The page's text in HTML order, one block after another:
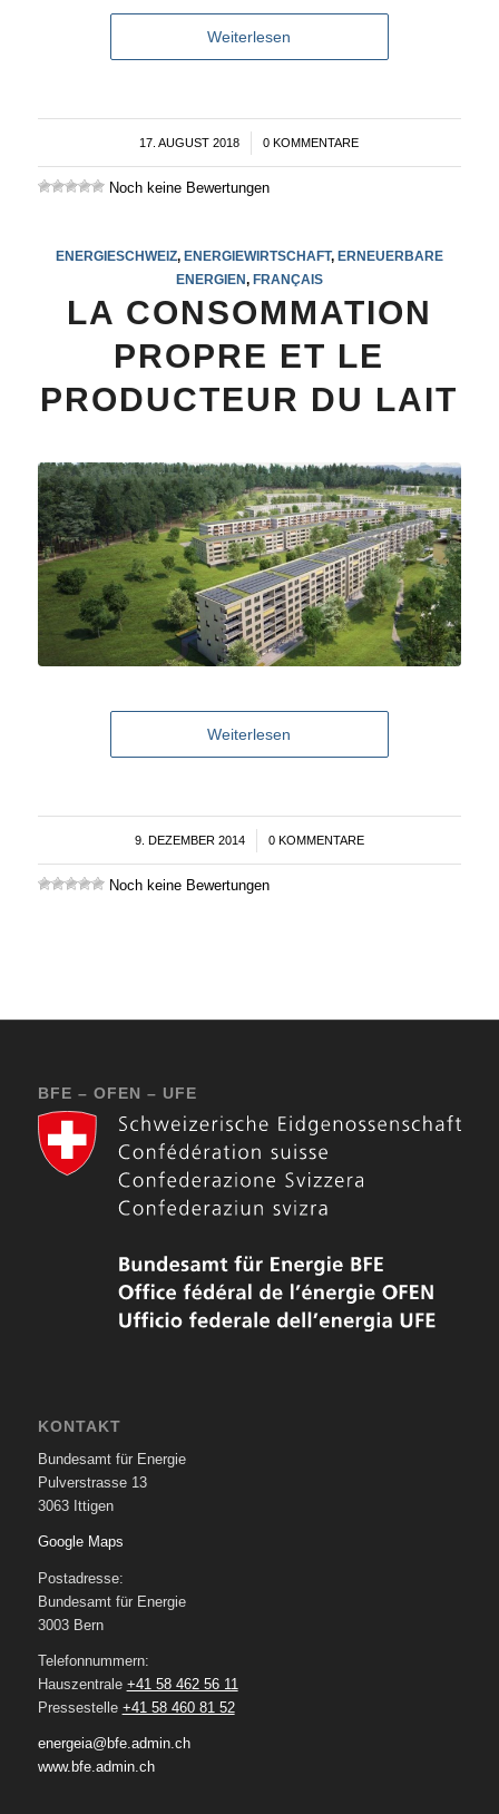
Weiterlesen
17. AUGUST 2018
/ 0 KOMMENTARE
Noch keine Bewertungen
ENERGIESCHWEIZ, ENERGIEWIRTSCHAFT, ERNEUERBARE
ENERGIEN FRANÇAIS
LA CONSOMMATION
PROPRE ET LE
PRODUCTEUR DU LAIT
Weiterlesen
9. DEZEMBER 2014
/ 0 KOMMENTARE
Noch keine Bewertungen
BFE – OFEN – UFE
KONTAKT
Bundesamt für Energie
Pulverstrasse 13
3063 Ittigen
Google Maps
Postadresse:
Bundesamt für Energie
3003 Bern
Telefonnummern:
Hauszentrale +41 58 462 56 11
Pressestelle +41 58 460 81 52
energeia@bfe.admin.ch
www.bfe.admin.ch